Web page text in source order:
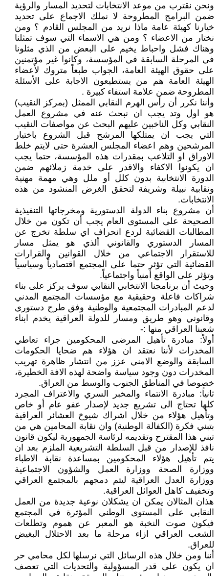
ونحن نقترب من موعد الانتخابات لتحديد المسار والرؤية
ضمن البرامج المطروحة لا نملك الاجماع على تحديد
خيارنا كهيئة عامة ماذا نريد من المجلس القادم ؟ ومن
نختار من الاعضاء ؟ ومن هي الاسماء التي سوف تمثلنا
وهناك فشل واحباط يخيم على البعض من الذي مثلونا
في المرحلة السابقة في المؤسسة، وكانوا غير مؤتمنين
على حقوق الهيئة العامة، الجواب طبعاً متروك لأعضاء
الهيئة العامة هم من يستطيعون الاجابة على الأسئلة
المطروحة ضمن علامة استفاء كبيرة .
وأننا نكرر أن رأس الهرم النقابي الممثل (بمركز النقيب)
هو اول وتد يجب ان نبحث عنه في مشروع العمل
النقابي وكل الناخبين عليهم البحث عن مواصفات النقيب
التي يجب ان يمتلكها المرشح قبل الشروع باختيار
المرشحين وهم اعضاء المجلس العشرة حتى لايتم خلط
الاوراق او التلاعب بمقدرات هذه المؤسسة، حتما يجب
ان يكونوا الاكفاء والاقدر على خدمة زملائهم ضمن
الدورة الانتخابية بدون كلل أو ملل وهي مهمة مهنية
ونقابية نبيلة وشريفة لتحقق الغرض المنشود من هذه
الانتخابات.
أن مشروع بناء الدولة الدستورية ومخرجاتها التنفيذية
الصحيحة على المستوى العام يجب أن تكون من خلال
المطالبات القضائية لردع انحراف اي سلطة تخرج عن
المسار الدستوري والقانوني ألذي هو يمثل مسار
للاستقرار الاجتماعي من خلال القوانين والقرارات
القضائية التي تؤثر حتما على المجتمع اقتصادياً وسياسياً
وتؤثر على الواقع أمنياً واجتماعياً.
وحيث أن برنامجنا الانتخابي النقابي سوف يركز على بناء
شراكات فاعلة وحقيقية مع مؤسسات المجتمع المدني
لدعم المبادرات المجتمعية والوطنية وفق طرح دستوري
وقانوني وهو طريق ومسار للدولة العراقية يخدم ابناء
شعبنا العراقي منها :-
أولاً: مبادرة تأهيل المرضى المحكومين جراء تعاطي
المخدرات لأننا نعتقد ان هؤلاء هم ضحايا الحكومات
السابقة والوضع الامني عزز من انتشار ظاهرة تهريب
المخدرات دون وجود سياسة واضحة لهذه الافة الخطيرة،
خصوصا في المناطق الجنوب والوسط من العراق.
ثانياً: مبادرة الانتماء والمخبر السري والاعتراف المجرد
كلها تحتاج الى تشريع جديد لإصدار عفو عام أو خاص
وتأهيل هؤلاء من خلال اشراك شيوخ العشائر العراقية
بتبني فكرة (الكفالة الوطنية) وان نقابة المحامين هي من
تبني هذا المقترح وتقديمه لرئاسة الجمهورية ليكون قانون
نافذ للإصدار من قبل السلطة التشريعية الملزم بعد ان
يتم تأهيل هؤلاء المحكومين بمساعدة نقابة الاطباء
ووزارة الصحة ووزارة العمل والشؤون الاجتماعية
ووزارة العدل العراقية ليتم دمجهم بالمجتمع العراقي
وتخفيف كاهل العوائل العراقية.
هذان المثالان يمكن ان يشكلان نوعية جديدة من العمل
النقابي على المستوى الوطني المؤثرة في المجتمع
فيكون صوت النخبة هو المعبر عن هموم وتطلعات
الشعب العراقي ازاء مرحلة ما بعد الاحتلال البغيض
للعراق.
أننا ومن خلال هذه الرسائل التي نرسلها لكل محامي حر
ان يكون على قدر المسؤولية والتحديات التي تعصف